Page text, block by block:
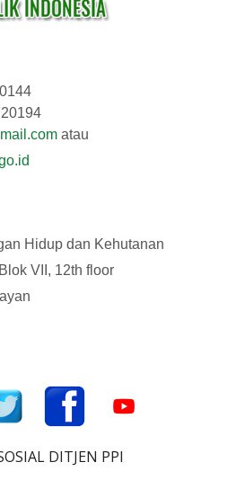
atau
Hidup dan Kehutanan
VII, 12th floor
DITJEN PPI